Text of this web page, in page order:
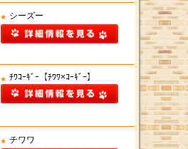
シーズー
ﾁﾜｺｰｷﾞｰ【ﾁﾜﾜ×ｺｰｷﾞｰ】
チワワ